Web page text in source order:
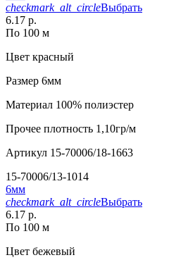
checkmark_alt_circleВыбрать
6.17 р.
По 100 м
Цвет красный
Размер 6мм
Материал 100% полиэстер
Прочее плотность 1,10гр/м
Артикул 15-70006/18-1663
15-70006/13-1014
6мм
checkmark_alt_circleВыбрать
6.17 р.
По 100 м
Цвет бежевый